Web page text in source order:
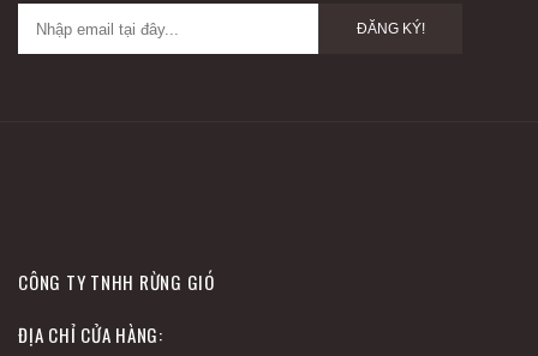
ĐĂNG KÝ!
CÔNG TY TNHH RỪNG GIÓ
ĐỊA CHỈ CỬA HÀNG: